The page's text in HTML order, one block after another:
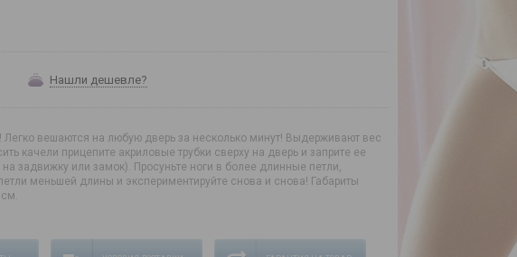
Нашли дешевле?
Легко вешаются на любую дверь за несколько минут! Выдерживают вес
качели прицепите акриловые трубки сверху на дверь и заприте ее
задвижку или замок). Просуньте ноги в более длинные петли,
меньшей длины и экспериментируйте снова и снова! Габариты
см.